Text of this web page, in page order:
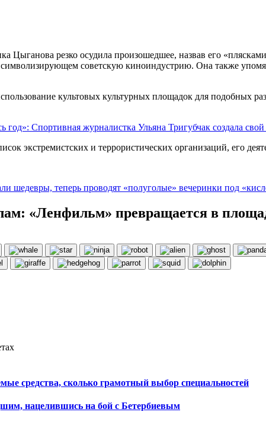
резко осудила произошедшее, назвав его
советскую киноиндустрию. Она также
культовых культурных площадок для подобных
год»: Спортивная журналистка Ульяна Тригубчак создала
экстремистских и террористических организаций, его
шедевры, теперь проводят «полуголые» вечеринки под
«Ленфильм» превращается в
средства, сколько грамотный выбор специальностей
нацелившись на бой с Бетербиевым